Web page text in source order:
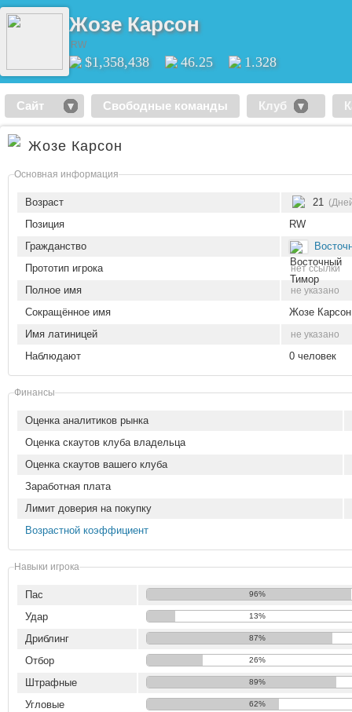
Жозе Карсон
RW
$1,358,438 46.25 1.328
Сайт Свободные команды Клуб
Жозе Карсон
Основная информация
Возраст 21
Позиция
RW
Гражданство
Прототип игрока
нет ссылки
Полное имя не указано
Сокращённое имя
Жозе Карсон
Имя латиницей
не указано
Наблюдают 0 человек
Финансы
Оценка аналитиков рынка
Оценка скаутов клуба владельца
Оценка скаутов вашего клуба
Заработная плата
Лимит доверия на покупку
Возрастной коэффициент
Навыки игрока
Пас 96%
Удар 13%
Дриблинг 87%
Отбор 26%
Штрафные 89%
Угловые 62%